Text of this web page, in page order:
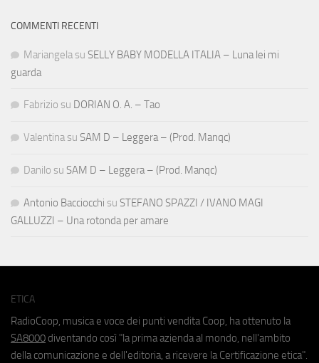
COMMENTI RECENTI
Mariangela su SELLY BABY MODELLA ITALIA – Luna lei mi
guarda
Fabrizio su DORIAN O. A. – Tao
Valentina su SAM D – Leggera – (Prod. Manqc)
Danilo su SAM D – Leggera – (Prod. Manqc)
Antonio Bacciocchi su STEFANO SPAZZI / IVANO MAGI
GALLUZZI – Una rotonda per amare
ETICA
RadioCoop, musica e voce dei punti vendita Coop, ha ottenuto la
SA8000 diventando così "la prima azienda al mondo, nell'ambito
della comunicazione e dell'editoria, a ricevere la Certificazione etica".